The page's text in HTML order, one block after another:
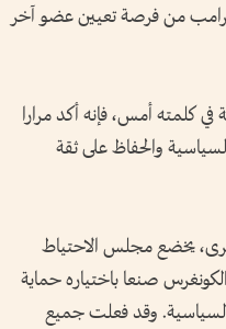
إدارة ترامب من فرصة تعيين عضو آخر
كلمته أمس، فإنه أكد مرارا
والحفاظ على ثقة
يخضع مجلس الاحتياط
صنعا باختياره حماية
وقد فعلت جميع